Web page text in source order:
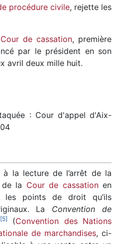
procédure civile, rejette les
Cour de cassation, première
par le président en son
avril deux mille huit.
: Cour d'appel d'Aix-
la lecture de l’arrêt de la
la Cour de cassationen
points de droit qu’ils
La Convention de
[5] (Convention des Nations
de marchandises, ci-